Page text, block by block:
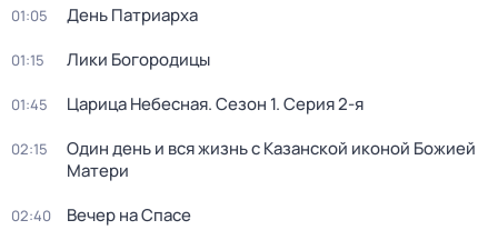
01:05 День Патриарха
01:15 Лики Богородицы
01:45 Царица Небесная. Сезон 1. Серия 2-я
02:15
Один день и вся жизнь с Казанской иконой Божией
Матери
02:40
Вечер на Спасе